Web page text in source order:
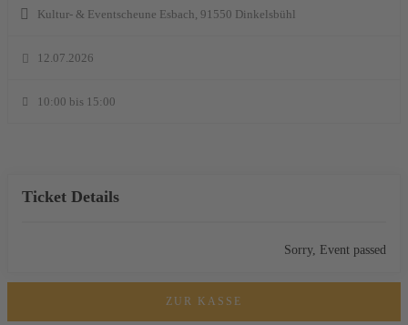
Kultur- & Eventscheune Esbach, 91550 Dinkelsbühl
12.07.2026
10:00 bis 15:00
Ticket Details
Sorry, Event passed
ZUR KASSE